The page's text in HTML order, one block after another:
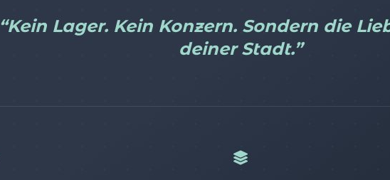
“Kein Lager. Kein Konzern. Sondern die
deiner Stadt.”